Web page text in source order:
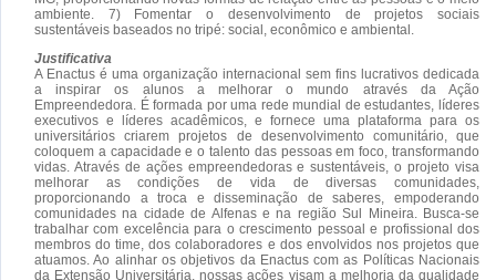
ambiente. 7) Fomentar o desenvolvimento de projetos sociais
sustentáveis baseados no tripé: social, econômico e ambiental.
Justificativa
A Enactus é uma organização internacional sem fins lucrativos dedicada
a inspirar os alunos a melhorar o mundo através da Ação
Empreendedora. É formada por uma rede mundial de estudantes, líderes
executivos e líderes acadêmicos, e fornece uma plataforma para os
universitários criarem projetos de desenvolvimento comunitário, que
coloquem a capacidade e o talento das pessoas em foco, transformando
vidas. Através de ações empreendedoras e sustentáveis, o projeto visa
melhorar as condições de vida de diversas comunidades,
proporcionando a troca e disseminação de saberes, empoderando
comunidades na cidade de Alfenas e na região Sul Mineira. Busca-se
trabalhar com excelência para o crescimento pessoal e profissional dos
membros do time, dos colaboradores e dos envolvidos nos projetos que
atuamos. Ao alinhar os objetivos da Enactus com as Políticas Nacionais
da Extensão Universitária, nossas ações visam a melhoria da qualidade